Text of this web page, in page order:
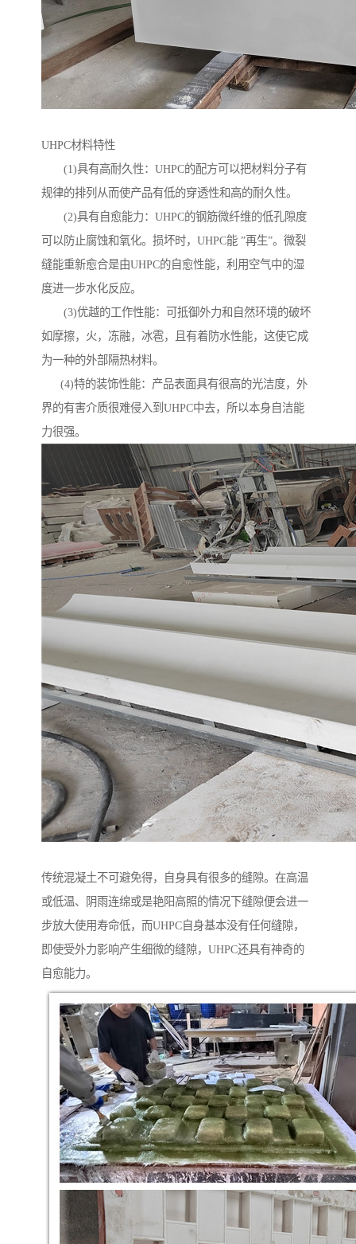
UHPC材料特性
(1)具有高耐久性：UHPC的配方可以把材料分子有
规律的排列从而使产品有低的穿透性和高的耐久性。
(2)具有自愈能力：UHPC的钢筋微纤维的低孔隙度
可以防止腐蚀和氧化。损坏时，UHPC能 ”再生”。微裂
缝能重新愈合是由UHPC的自愈性能，利用空气中的湿
度进一步水化反应。
(3)优越的工作性能：可抵御外力和自然环境的破坏
如摩擦，火，冻融，冰雹，且有着防水性能，这使它成
为一种的外部隔热材料。
(4)特的装饰性能：产品表面具有很高的光洁度，外
界的有害介质很难侵入到UHPC中去，所以本身自洁能
力很强。
传统混凝土不可避免得，自身具有很多的缝隙。在高温
或低温、阴雨连绵或是艳阳高照的情况下缝隙便会进一
步放大使用寿命低，而UHPC自身基本没有任何缝隙，
即使受外力影响产生细微的缝隙，UHPC还具有神奇的
自愈能力。